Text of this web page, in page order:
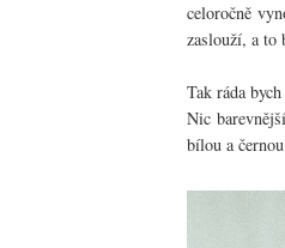
celoročně
zaslouží, a to
Tak ráda
Nic
bílou a